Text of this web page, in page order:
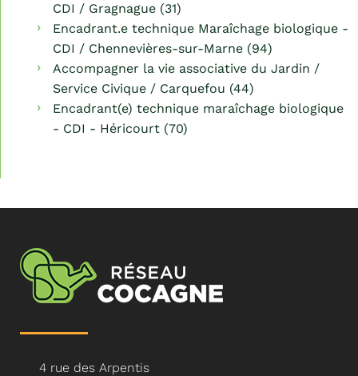
CDI / Gragnague (31)
Encadrant.e technique Maraîchage biologique -
CDI / Chennevières-sur-Marne (94)
Accompagner la vie associative du Jardin /
Service Civique / Carquefou (44)
Encadrant(e) technique maraîchage biologique
- CDI - Héricourt (70)
4 rue des Arpentis